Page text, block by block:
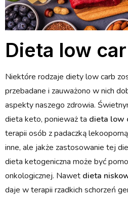
Dieta low
Niektóre rodzaje diety low carb
przebadane i zauważono w nich
aspekty naszego zdrowia.
dieta keto, ponieważ ta dieta low
terapii osób z padaczką
inne, ale jakże zastosowanie tej
dieta ketogeniczna może być
onkologicznej. Nawet dieta
daje w terapii rzadkich schorzeń